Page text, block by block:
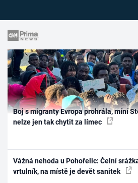
Boj s migranty Evropa prohrála, míní
nelze jen tak chytit za límec
Vážná nehoda u Pohořelic: Čelní
vrtulník, na místě je devět sanitek